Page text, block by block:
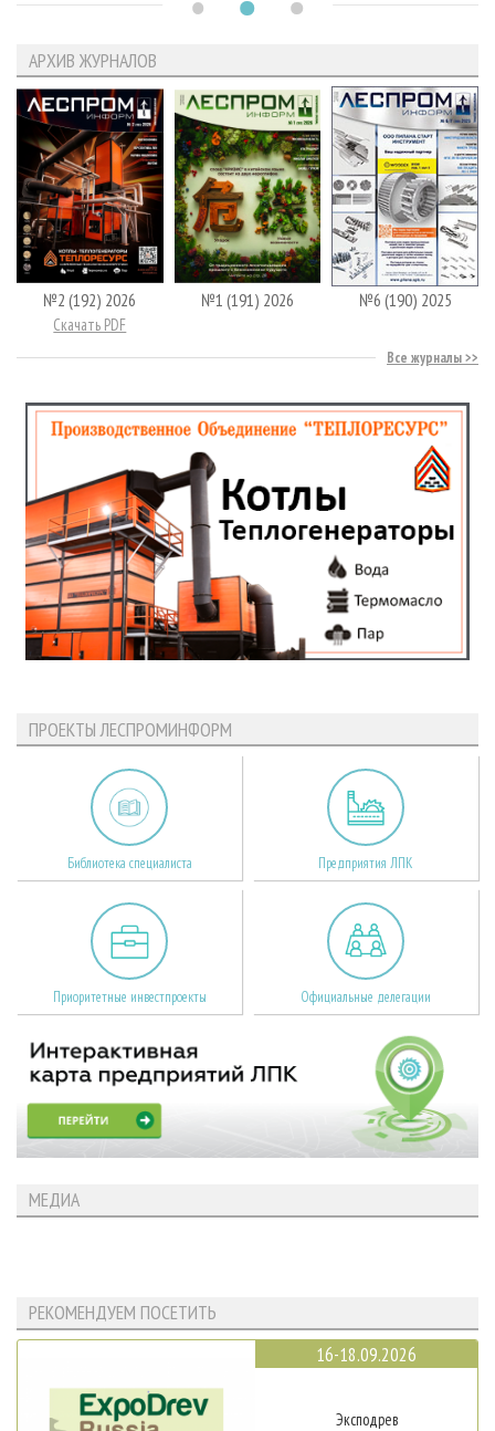
АРХИВ ЖУРНАЛОВ
№2 (192) 2026
Скачать PDF
№1 (191) 2026 №6 (190) 2025
Все журналы
ПРОЕКТЫ ЛЕСПРОМИНФОРМ
Библиотека специалиста Предприятия ЛПК
Приоритетные инвестпроекты Официальные делегации
МЕДИА
РЕКОМЕНДУЕМ ПОСЕТИТЬ
16-18.09.2026
Эксподрев